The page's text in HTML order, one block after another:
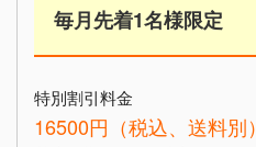
毎月先着1名様限定
特別割引料金
16500円（税込、送料別）